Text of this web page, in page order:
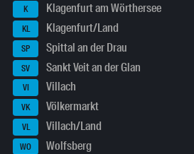
K Klagenfurt am Wörthersee
KL Klagenfurt/Land
SP Spittal an der Drau
SV Sankt Veit an der Glan
VI Villach
VK Völkermarkt
VL Villach/Land
WO Wolfsberg